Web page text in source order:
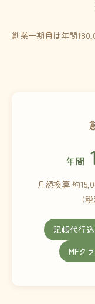
創業一期目は年間
年間
月額換算 約
（
記帳代行
MFク